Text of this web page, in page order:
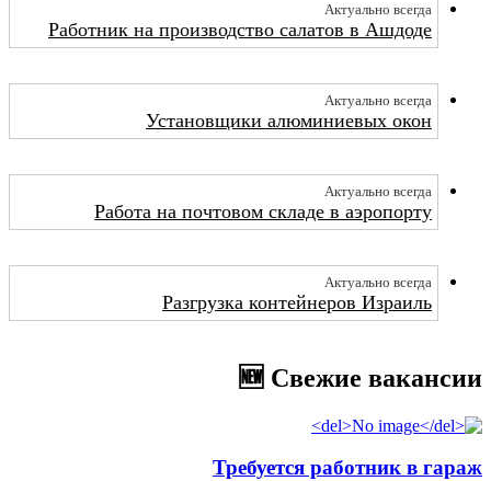
Актуально всегда
Работник на производство салатов в Ашдоде
Актуально всегда
Установщики алюминиевых окон
Актуально всегда
Работа на почтовом складе в аэропорту
Актуально всегда
Разгрузка контейнеров Израиль
🆕 Свежие вакансии
Требуется работник в гараж